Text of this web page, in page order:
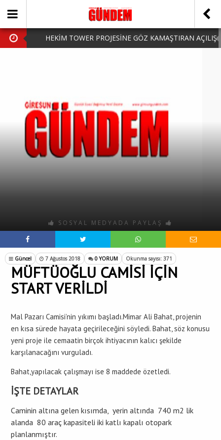
HEKİM TOWER PROJESİNE GÖZ KAMAŞTIRAN AÇILIŞ
HARUN CİCİ: VİDEOYU GÖRÜNCE GÖZLERİM DOLDU
SOSYAL MEDYADA PAYLAŞ
Güncel 7 Ağustos 2018 0 YORUM Okunma sayısı: 371
MÜFTÜOĞLU CAMİSİ İÇİN
START VERİLDİ
Mal Pazarı Camisi’nin yıkımı başladı.Mimar Ali Bahat, projenin
en kısa sürede hayata geçirileceğini söyledi. Bahat, söz konusu
yeni proje ile cemaatin birçok ihtiyacının kalıcı şekilde
karşılanacağını vurguladı.
Bahat,yapılacak çalışmayı ise 8 maddede özetledi.
İŞTE DETAYLAR
Caminin altına gelen kısımda, yerin altında 740 m2 lik
alanda 80 araç kapasiteli iki katlı kapalı otopark
planlanmıştır.